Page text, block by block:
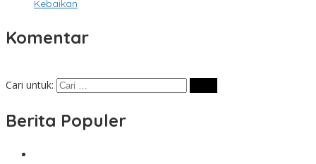
Kebaikan
Komentar
Cari untuk:
Berita Populer